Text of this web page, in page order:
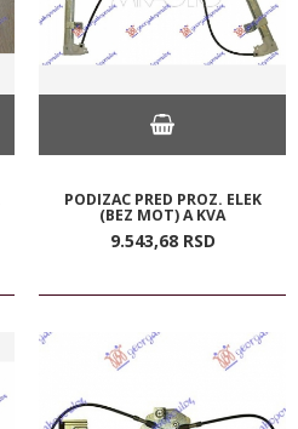
PODIZAC PRED PROZ. ELEK
(BEZ MOT) A KVA
9.543,68 RSD